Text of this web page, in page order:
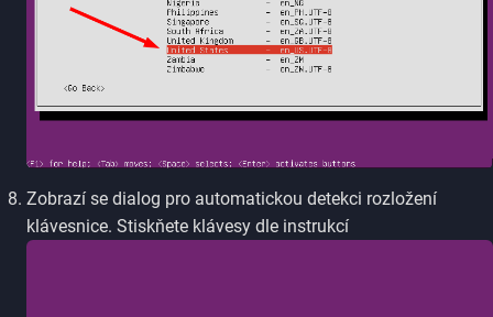
Zobrazí se dialog pro automatickou detekci rozložení
klávesnice. Stiskňete klávesy dle instrukcí